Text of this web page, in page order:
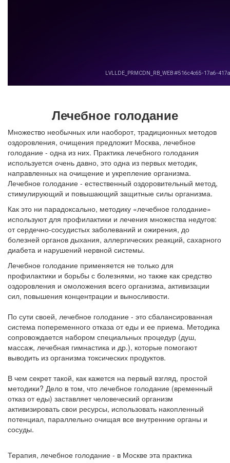
Лечебное голодание
Множество необычных или наоборот, традиционных методов
оздоровления, очищения предложит Москва, лечебное
голодание - одна из них. Практика лечебного голодания
используется очень давно, это одна из первых методик,
направленных на очищение и укрепление организма.
Лечебное голодание - естественный оздоровительный метод,
стимулирующий и повышающий защитные силы организма.
Как это ни парадоксально, методику «лечебное голодание»
используют для профилактики и лечения множества недугов:
от сердечно-сосудистых заболеваний и ожирения, до
болезней органов дыхания, аллергических реакций, сахарного
диабета и нарушений нервной системы.
Лечебное голодание применяется не только для
профилактики и борьбы с болезнями, но также как средство
оздоровления и омоложения всего организма, активизации
сил, повышения концентрации и выносливости.
По сути своей, лечебное голодание - это сбалансированная
система попеременного отказа от еды и ее приема. Методика
сопровождается набором специальных процедур (душ,
массаж, лечебная гимнастика и др.), которые помогают
выводить из организма токсических продуктов.
В чем секрет такой, как кажется на первый взгляд, простой
методики? Дело в том, что лечебное голодание (временный
отказ от еды) заставляет человеческий организм
активизировать свои ресурсы, использовать накопленный
потенциал, параллельно очищая все внутренние органы и
сосуды.
Терапия, лечебное голодание - в Москве эта практика